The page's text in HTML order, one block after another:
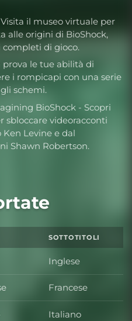
il museo virtuale per
alle origini di BioShock,
di gioco.
prova le tue abilità di
i rompicapi con una serie
schemi.
BioShock - Scopri
sbloccare videoracconti
Levine e dal
Shawn Robertson.
SOTTOTITOLI
Inglese
Francese
Italiano